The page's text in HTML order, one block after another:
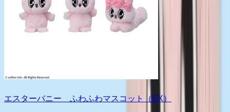
エスターバニー ふわふわマスコット（EX）